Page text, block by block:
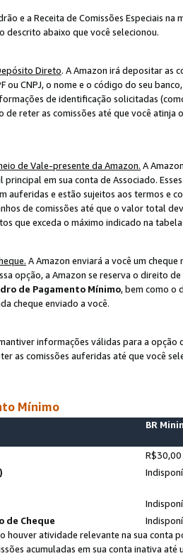
e a Receita de Comissões Especiais
abaixo que você selecionou.
Direto. A Amazon irá depositar as
ou CNPJ, o nome e o código do seu
de identificação solicitadas
de reter as comissões até que você
de Vale-presente da Amazon. A
principal em sua conta de Associado.
auferidas e estão sujeitos aos termos e
de comissões até que o valor total
que exceda o máximo indicado na
A Amazon enviará a você um
opção, a Amazon se reserva o direito
de Pagamento Mínimo, bem como o
cheque enviado a você.
informações válidas para a
as comissões auferidas até que você
Mínimo
BR
R$30,00
de Cheque
houver atividade relevante na sua conta
acumuladas em sua conta inativa